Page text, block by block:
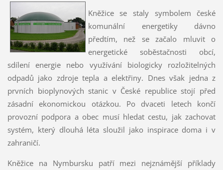
Kněžice se staly symbolem české
komunální energetiky dávno
předtím, než se začalo mluvit o
energetické soběstačnosti obcí,
sdílení energie nebo využívání biologicky rozložitelných
odpadů jako zdroje tepla a elektřiny. Dnes však jedna z
prvních bioplynových stanic v České republice stojí před
zásadní ekonomickou otázkou. Po dvaceti letech končí
provozní podpora a obec musí hledat cestu, jak zachovat
systém, který dlouhá léta sloužil jako inspirace doma i v
zahraničí.
Kněžice na Nymbursku patří mezi nejznámější příklady